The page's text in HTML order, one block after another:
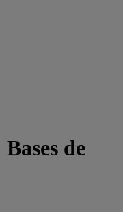
Bases de